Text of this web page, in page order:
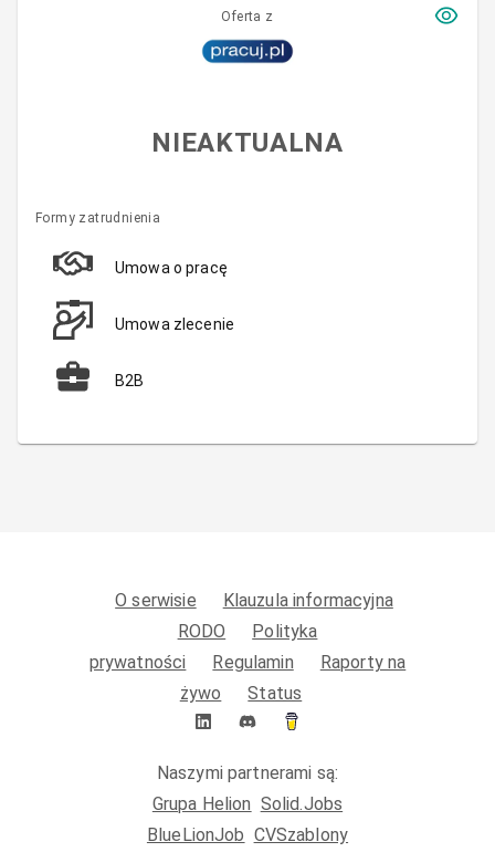
Oferta z
NIEAKTUALNA
Formy zatrudnienia
Umowa o pracę
Umowa zlecenie
B2B
O serwisie
Klauzula informacyjna
RODO
Polityka
prywatności
Regulamin
Raporty na
żywo
Status
Naszymi partnerami są:
Grupa Helion Solid.Jobs
BlueLionJob CVSzablony